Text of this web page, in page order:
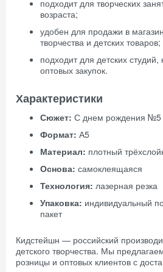
подходит для творческих
возраста;
удобен для продажи в
творчества и детских товаров;
подходит для детских
оптовых закупок.
Характеристики
Сюжет: С днем рождения №5
Формат: А5
Материал: плотный
Основа: самоклеящаяся
Технология: лазерная резка
Упаковка: индивидуальный
пакет
Кидстейшн — российский
детского творчества. Мы
розницы и оптовых клиентов с